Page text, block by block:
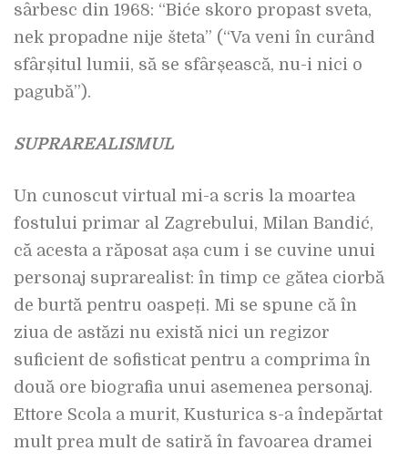
sârbesc din 1968: “Biće skoro propast sveta,
nek propadne nije šteta” (“Va veni în curând
sfârșitul lumii, să se sfârșească, nu-i nici o
pagubă”).
SUPRAREALISMUL
Un cunoscut virtual mi-a scris la moartea
fostului primar al Zagrebului, Milan Bandić,
că acesta a răposat așa cum i se cuvine unui
personaj suprarealist: în timp ce gătea ciorbă
de burtă pentru oaspeți. Mi se spune că în
ziua de astăzi nu există nici un regizor
suficient de sofisticat pentru a comprima în
două ore biografia unui asemenea personaj.
Ettore Scola a murit, Kusturica s-a îndepărtat
mult prea mult de satiră în favoarea dramei